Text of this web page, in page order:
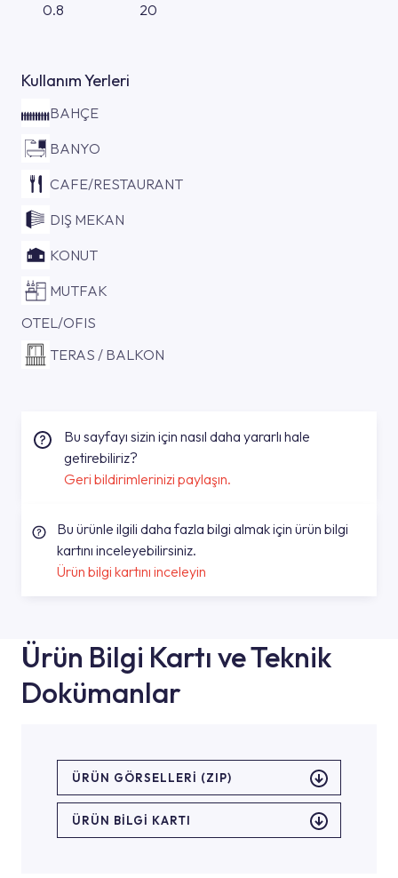
0.8 20
Kullanım Yerleri
BAHÇE
BANYO
CAFE/RESTAURANT
DIŞ MEKAN
KONUT
MUTFAK
OTEL/OFIS
TERAS / BALKON
Bu sayfayı sizin için nasıl daha yararlı hale
getirebiliriz?
Geri bildirimlerinizi paylaşın.
Bu ürünle ilgili daha fazla bilgi almak için ürün bilgi
kartını inceleyebilirsiniz.
Ürün bilgi kartını inceleyin
Ürün Bilgi Kartı ve Teknik
Dokümanlar
ÜRÜN GÖRSELLERI (ZIP)
ÜRÜN BILGI KARTI